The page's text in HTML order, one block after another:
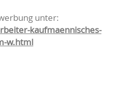
unter:
kaufmaennisches-
w.html